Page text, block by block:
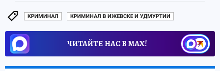
КРИМИНАЛ КРИМИНАЛ В ИЖЕВСКЕ И УДМУРТИИ
ЧИТАЙТЕ НАС В МАХ!